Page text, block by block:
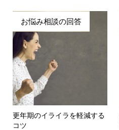
お悩み相談の回答
更年期のイライラを軽減する
コツ